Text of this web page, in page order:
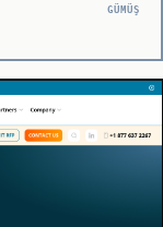
GÜMÜŞ